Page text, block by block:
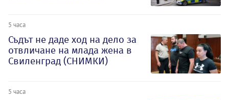
5 часа
Съдът не даде ход на дело за
отвличане на млада жена в
Свиленград (СНИМКИ)
5 часа